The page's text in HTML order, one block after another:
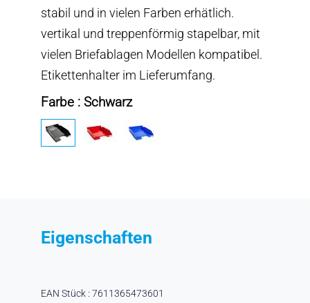
stabil und in vielen Farben erhätlich.
vertikal und treppenförmig stapelbar, mit
vielen Briefablagen Modellen kompatibel.
Etikettenhalter im Lieferumfang.
Farbe : Schwarz
Eigenschaften
EAN Stück : 7611365473601